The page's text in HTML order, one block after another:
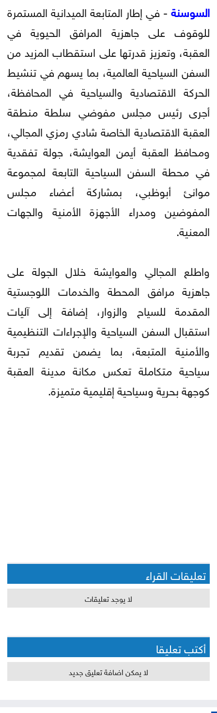
السوسنة- في إطار المتابعة الميدانية المستمرة
للوقوف على جاهزية المرافق الحيوية في
العقبة، وتعزيز قدرتها على استقطاب المزيد من
السفن السياحية العالمية، بما يسهم في تنشيط
الحركة الاقتصادية والسياحية في المحافظة،
أجرى رئيس مجلس مفوضي سلطة منطقة
العقبة الاقتصادية الخاصة شادي رمزي المجالي،
ومحافظ العقبة أيمن العوايشة، جولة تفقدية
في محطة السفن السياحية التابعة لمجموعة
موانئ أبوظبي، بمشاركة أعضاء مجلس
المفوضين ومدراء الأجهزة الأمنية والجهات
المعنية.
واطلع المجالي والعوايشة خلال الجولة على
جاهزية مرافق المحطة والخدمات اللوجستية
المقدمة للسياح والزوار، إضافة إلى آليات
استقبال السفن السياحية والإجراءات التنظيمية
والأمنية المتبعة، بما يضمن تقديم تجربة
سياحية متكاملة تعكس مكانة مدينة العقبة
كوجهة بحرية وسياحية إقليمية متميزة.
تعليقات القراء
لا يوجد تعليقات
أكتب تعليقا
لا يمكن اضافة تعليق جديد